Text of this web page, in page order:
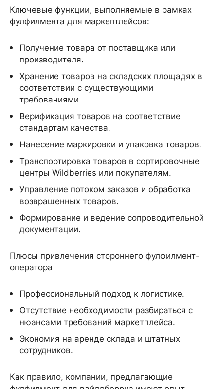
Ключевые функции, выполняемые в рамках
фулфилмента для маркептлейсов:
Получение товара от поставщика или
производителя.
Хранение товаров на складских площадях в
соответствии с существующими
требованиями.
Верификация товаров на соответствие
стандартам качества.
Нанесение маркировки и упаковка товаров.
Транспортировка товаров в сортировочные
центры Wildberries или покупателям.
Управление потоком заказов и обработка
возвращенных товаров.
Формирование и ведение сопроводительной
документации.
Плюсы привлечения стороннего фулфилмент-
оператора
Профессиональный подход к логистике.
Отсутствие необходимости разбираться с
нюансами требований маркетплейса.
Экономия на аренде склада и штатных
сотрудников.
Как правило, компании, предлагающие